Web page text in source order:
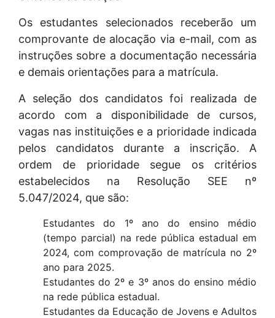
Os estudantes selecionados receberão um
comprovante de alocação via e-mail, com as
instruções sobre a documentação necessária
e demais orientações para a matrícula.
A seleção dos candidatos foi realizada de
acordo com a disponibilidade de cursos,
vagas nas instituições e a prioridade indicada
pelos candidatos durante a inscrição. A
ordem de prioridade segue os critérios
estabelecidos na Resolução SEE nº
5.047/2024, que são:
Estudantes do 1º ano do ensino médio
(tempo parcial) na rede pública estadual em
2024, com comprovação de matrícula no 2º
ano para 2025.
Estudantes do 2º e 3º anos do ensino médio
na rede pública estadual.
Estudantes da Educação de Jovens e Adultos